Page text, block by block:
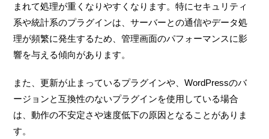
まれて処理が重くなりやすくなります。特にセキュリティ
系や統計系のプラグインは、サーバーとの通信やデータ処
理が頻繁に発生するため、管理画面のパフォーマンスに影
響を与える傾向があります。
また、更新が止まっているプラグインや、WordPressのバ
ージョンと互換性のないプラグインを使用している場合
は、動作の不安定さや速度低下の原因となることがありま
す。